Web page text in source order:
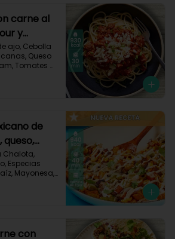
49g |
carne al
y
ajo, Cebolla
Queso
Tomates
Impresa.
de
queso,
limón-
Chalota,
Especias
Mayonesa,
de Res
40gcon